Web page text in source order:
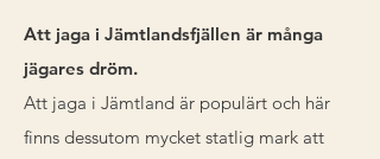
Att jaga i Jämtlandsfjällen är många
jägares dröm.
Att jaga i Jämtland är populärt och här
finns dessutom mycket statlig mark att